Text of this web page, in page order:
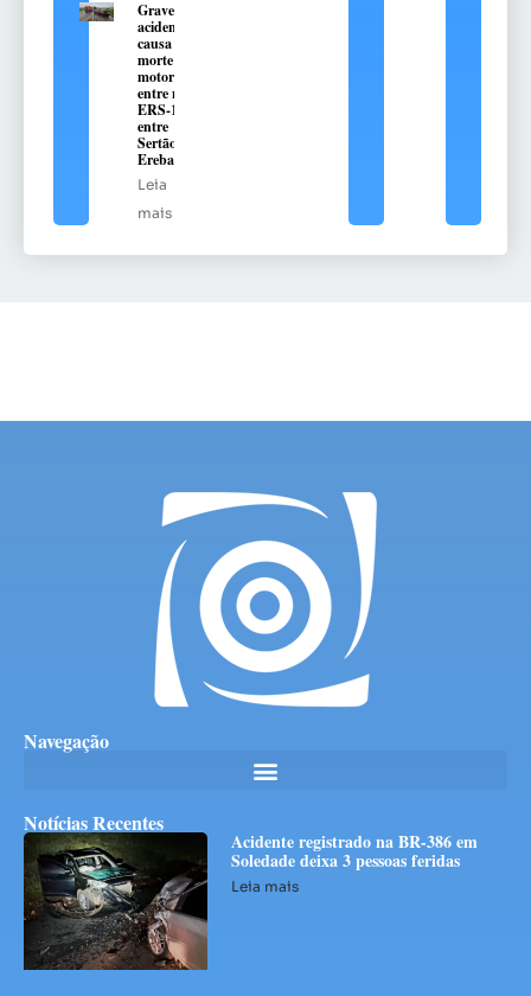
Grave
acidente
causa
morte de
motorista
entre na
ERS-135,
entre
Sertão e
Erebango
Leia
mais
Navegação
Notícias Recentes
Acidente registrado na BR-386 em
Soledade deixa 3 pessoas feridas
Leia mais